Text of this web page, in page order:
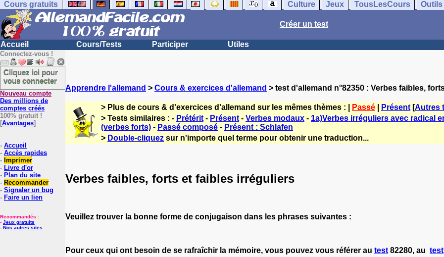
Cours gratuits Culture Jeux TousLesCours Outils
Créer un test
Accueil Cours/Tests Participer Utiles
Connectez-vous !
Cliquez ici pour
vous connecter
Nouveau compte
Des millions de
comptes créés
100% gratuit !
[Avantages]
- Accueil
- Accès rapides
- Imprimer
- Livre d'or
- Plan du site
- Recommander
- Signaler un bug
- Faire un lien
Recommandés :
- Jeux gratuits
- Nos autres sites
Apprendre l'allemand > Cours & exercices d'allemand > test d'allemand n°82350 : Verbes faibles,
> Plus de cours & d'exercices d'allemand sur les mêmes thèmes : | Passé Présent [Autres
> Tests similaires : - Prétérit - Présent - Verbes modaux - 1a)Verbes irréguliers avec radical
(verbes forts) - Passé composé - Présent : Schlafen
> Double-cliquez sur n'importe quel terme pour obtenir une traduction...
Verbes faibles, forts et faibles irréguliers
Veuillez trouver la bonne forme de conjugaison dans les phrases suivantes :
Pour ceux qui ont besoin de se rafraîchir la mémoire, vous pouvez vous référer au test 82280, au test